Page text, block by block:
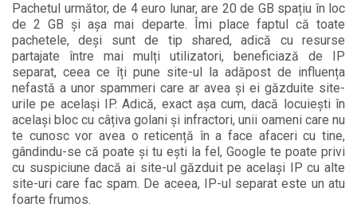
Pachetul următor, de 4 euro lunar, are 20 de GB spațiu în loc
de 2 GB și așa mai departe. Îmi place faptul că toate
pachetele, deși sunt de tip shared, adică cu resurse
partajate între mai mulți utilizatori, beneficiază de IP
separat, ceea ce îți pune site-ul la adăpost de influența
nefastă a unor spammeri care ar avea și ei găzduite site-
urile pe același IP. Adică, exact așa cum, dacă locuiești în
același bloc cu câțiva golani și infractori, unii oameni care nu
te cunosc vor avea o reticență în a face afaceri cu tine,
gândindu-se că poate și tu ești la fel, Google te poate privi
cu suspiciune dacă ai site-ul găzduit pe același IP cu alte
site-uri care fac spam. De aceea, IP-ul separat este un atu
foarte frumos.